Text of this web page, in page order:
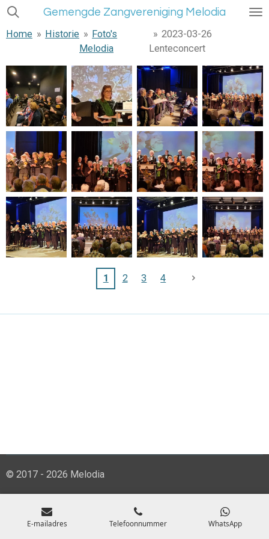
Ga
naar
hoofdinhoud
Gemengde Zangvereniging Melodia
Home » Historie » Foto's
Melodia
» 2023-03-26
Lenteconcert
1 2 3 4
© 2017 - 2026 Melodia
E-mailadres Telefoonnummer WhatsApp